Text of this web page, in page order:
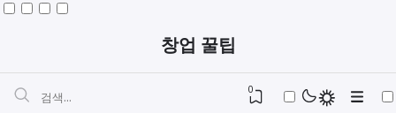
창업 꿀팁
0